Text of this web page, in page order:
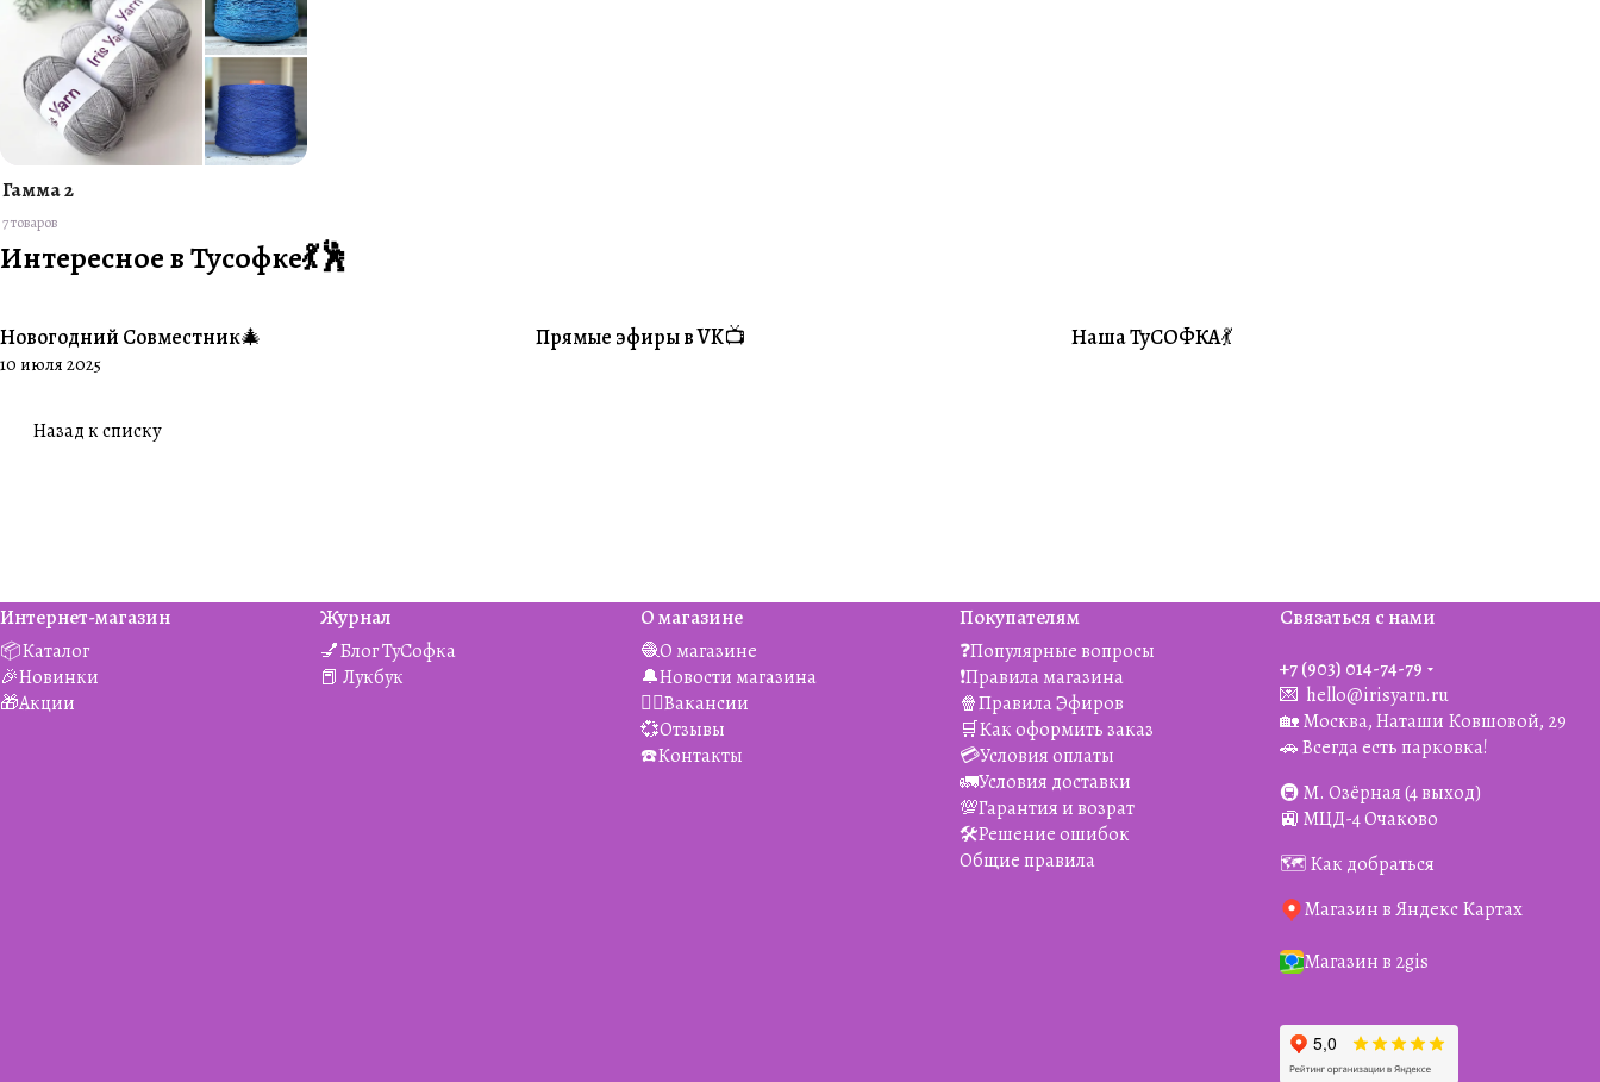
Гамма 2
7 товаров
Интересное в Тусофке💃🕺
#Совместники
Новогодний Совместник🎄
10 июля 2025
#Житуха
Прямые эфиры в VK📺 #Совместники
Наша ТуСОФКА💃
Назад к списку
Интернет-магазин
📦Каталог
🎉Новинки
🎁Акции
Журнал
💅Блог ТуСофка
📕 Лукбук
О магазине
🧶О магазине
🔔Новости магазина
👯‍♀️Вакансии
💞Отзывы
☎️Контакты
Покупателям
❓Популярные вопросы
❗️Правила магазина
🍿Правила Эфиров
🛒Как оформить заказ
💳Условия оплаты
🚛Условия доставки
💯Гарантия и возрат
🛠️Решение ошибок
Общие правила
Связаться с нами
+7 (903) 014-74-79‬
💌 hello@irisyarn.ru
🏡 Москва, Наташи Ковшовой, 29
🚗 Всегда есть парковка!
🚇 М. Озёрная (4 выход)
🚉 МЦД-4 Очаково
🗺️ Как добраться
Магазин в Яндекс Картах
Магазин в 2gis